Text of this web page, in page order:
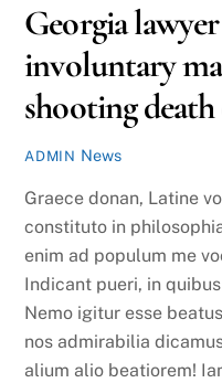
Georgia
involuntary
shooting
ADMIN News
Graece donan, Latine
constituto in
enim ad populum me
Indicant pueri, in
Nemo igitur esse
nos admirabilia
alium alio beatiorem!